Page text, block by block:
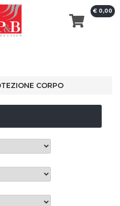
€ 0,00
CORPO